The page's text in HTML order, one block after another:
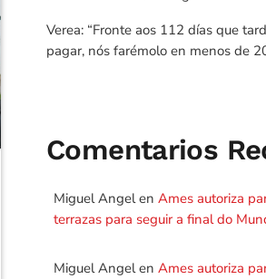
Verea: “Fronte aos 112 días que
pagar, nós farémolo en menos de
Comentarios
Miguel Angelen Ames autoriza
terrazas para seguir a final do
Miguel Angelen Ames autoriza